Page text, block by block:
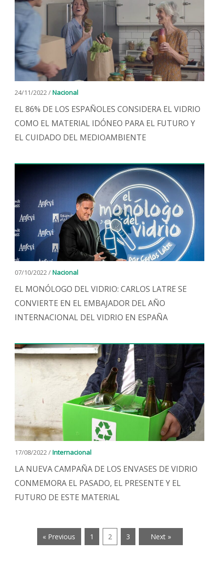
24/11/2022 /Nacional
EL 86% DE LOS ESPAÑOLES CONSIDERA EL VIDRIO
COMO EL MATERIAL IDÓNEO PARA EL FUTURO Y
EL CUIDADO DEL MEDIOAMBIENTE
07/10/2022 /Nacional
EL MONÓLOGO DEL VIDRIO: CARLOS LATRE SE
CONVIERTE EN EL EMBAJADOR DEL AÑO
INTERNACIONAL DEL VIDRIO EN ESPAÑA
17/08/2022 /Internacional
LA NUEVA CAMPAÑA DE LOS ENVASES DE VIDRIO
CONMEMORA EL PASADO, EL PRESENTE Y EL
FUTURO DE ESTE MATERIAL
« Previous 1 2 3 Next »